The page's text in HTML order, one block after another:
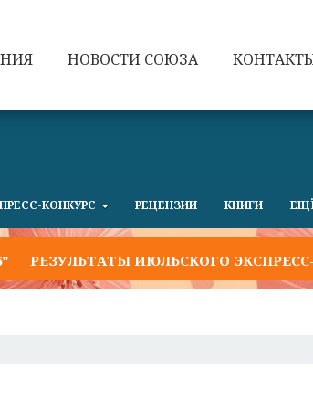
НОВОСТИ СОЮЗА
КОНКУРС РЕЦЕНЗИИ КНИГИ
РЕЗУЛЬТАТЫ ИЮЛЬСКОГО ЭКСПРЕСС-